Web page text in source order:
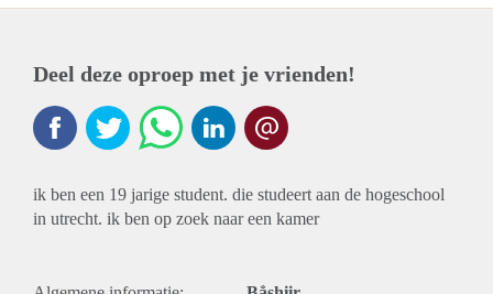
Deel deze oproep met je vrienden!
ik ben een 19 jarige student. die studeert aan de hogeschool
in utrecht. ik ben op zoek naar een kamer